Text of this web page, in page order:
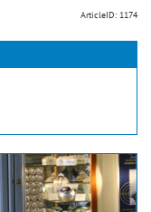
ArticleID: 1174